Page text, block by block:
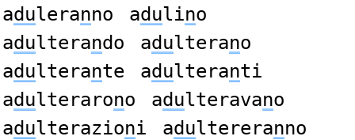
aduleranno adulino
adulterando adulterano
adulterante adulteranti
adulterarono adulteravano
adulterazioni adultereranno